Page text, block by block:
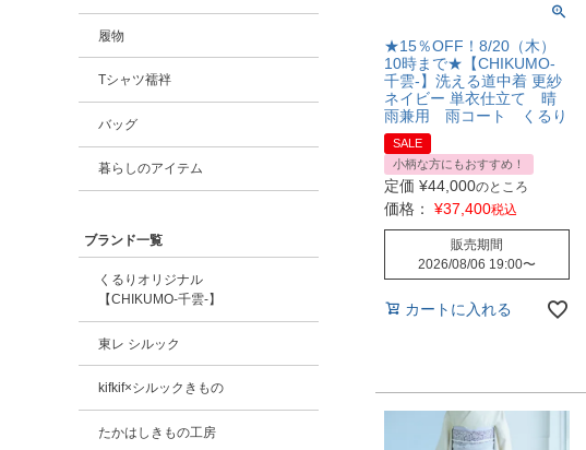
履物
Tシャツ襦袢
バッグ
暮らしのアイテム
ブランド一覧
くるりオリジナル
【CHIKUMO-千雲-】
東レ シルック
kifkif×シルックきもの
たかはしきもの工房
★15％OFF！8/20（木）
10時まで★【CHIKUMO-
千雲-】洗える道中着 更紗
ネイビー 単衣仕立て 晴
雨兼用 雨コート くるり
SALE
小柄な方にもおすすめ！
定価 ¥44,000のところ
価格： ¥37,400税込
販売期間
2026/08/06 19:00〜
カートに入れる